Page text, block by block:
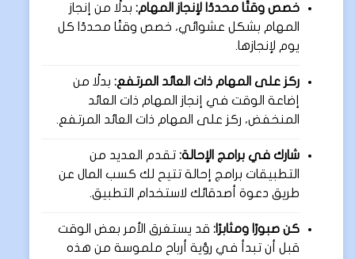
خصص وقتًا محددًا لإنجاز المهام: بدلًا من إنجاز
المهام بشكل عشوائي، خصص وقتًا محددًا كل
يوم لإنجازها.
ركز على المهام ذات العائد المرتفع: بدلًا من
إضاعة الوقت في إنجاز المهام ذات العائد
المنخفض، ركز على المهام ذات العائد المرتفع.
شارك في برامج الإحالة: تقدم العديد من
التطبيقات برامج إحالة تتيح لك كسب المال عن
طريق دعوة أصدقائك لاستخدام التطبيق.
كن صبورًا ومثابرًا: قد يستغرق الأمر بعض الوقت
قبل أن تبدأ في رؤية أرباح ملموسة من هذه